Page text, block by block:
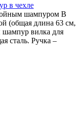
в чехле
шампуром В
(общая длина 63 см,
вилка для
сталь. Ручка –